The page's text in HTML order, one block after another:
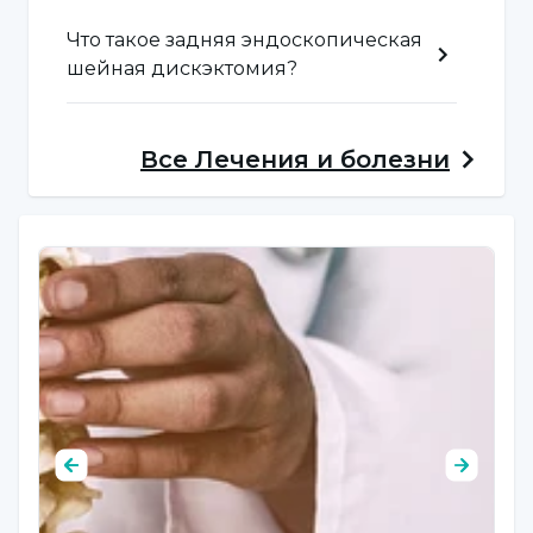
воспаление в позвоночнике или спинном
проблемы.
позвоночника - это доброкачественные или
злокачественные опухоли, которые
образуются в позвоночнике или спинном
мозге. Эти опухоли могут повредить
структуру позвоночника и нервную систему,
поэтому может потребоваться
хирургическое вмешательство.
Что такое задняя эндоскопическая
шейная дискэктомия?
Все Лечения и болезни